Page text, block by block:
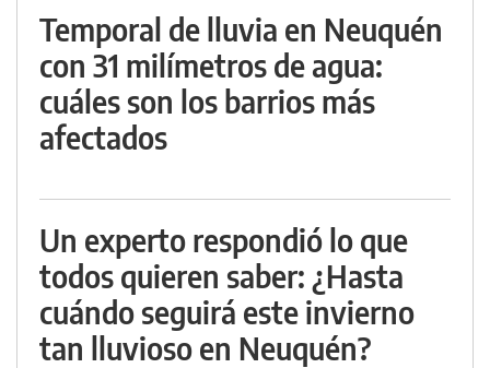
Temporal de lluvia en Neuquén
con 31 milímetros de agua:
cuáles son los barrios más
afectados
Un experto respondió lo que
todos quieren saber: ¿Hasta
cuándo seguirá este invierno
tan lluvioso en Neuquén?